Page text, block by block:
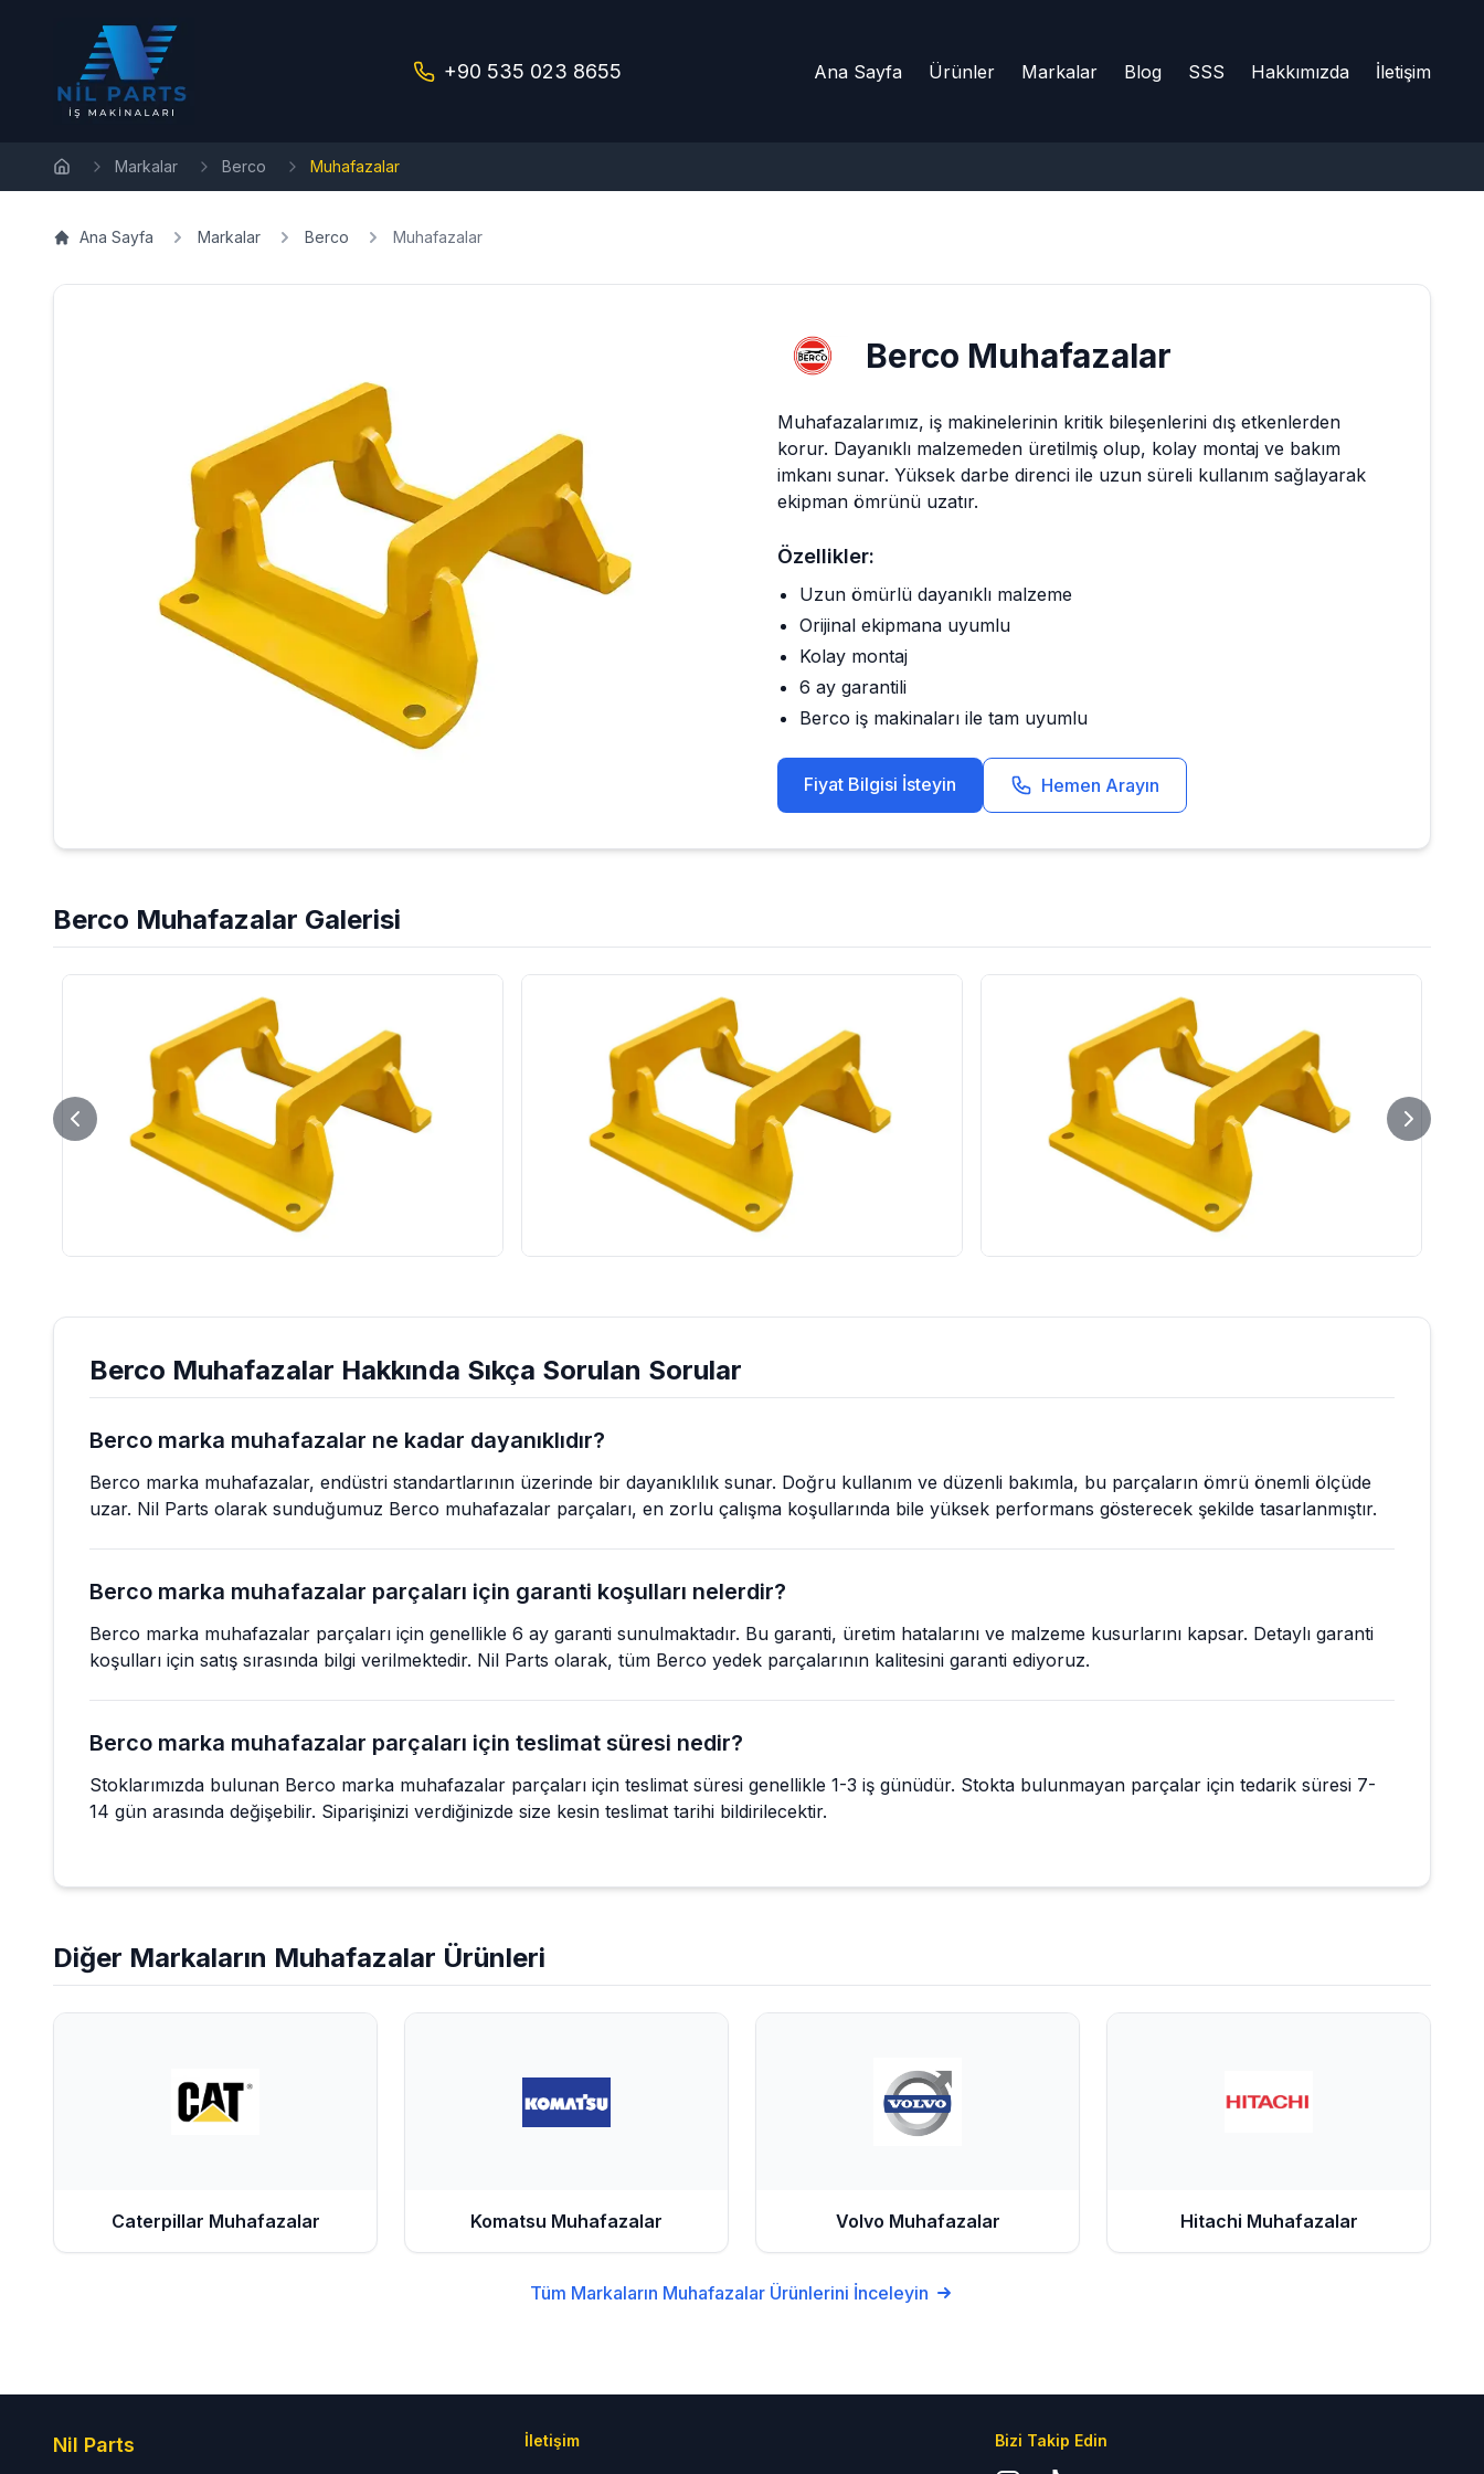
+90 535 023 8655 Ana Sayfa Ürünler Markalar Blog SSS Hakkımızda İletişim
Markalar Berco Muhafazalar
Ana Sayfa Markalar Berco Muhafazalar
Berco Muhafazalar
Muhafazalarımız, iş makinelerinin kritik bileşenlerini dış etkenlerden
korur. Dayanıklı malzemeden üretilmiş olup, kolay montaj ve bakım
imkanı sunar. Yüksek darbe direnci ile uzun süreli kullanım sağlayarak
ekipman ömrünü uzatır.
Özellikler:
Uzun ömürlü dayanıklı malzeme
Orijinal ekipmana uyumlu
Kolay montaj
6 ay garantili
Berco iş makinaları ile tam uyumlu
Fiyat Bilgisi İsteyin Hemen Arayın
Berco Muhafazalar Galerisi
Berco Muhafazalar Hakkında Sıkça Sorulan Sorular
Berco marka muhafazalar ne kadar dayanıklıdır?
Berco marka muhafazalar, endüstri standartlarının üzerinde bir dayanıklılık sunar. Doğru kullanım ve düzenli bakımla, bu parçaların ömrü önemli ölçüde
uzar. Nil Parts olarak sunduğumuz Berco muhafazalar parçaları, en zorlu çalışma koşullarında bile yüksek performans gösterecek şekilde tasarlanmıştır.
Berco marka muhafazalar parçaları için garanti koşulları nelerdir?
Berco marka muhafazalar parçaları için genellikle 6 ay garanti sunulmaktadır. Bu garanti, üretim hatalarını ve malzeme kusurlarını kapsar. Detaylı garanti
koşulları için satış sırasında bilgi verilmektedir. Nil Parts olarak, tüm Berco yedek parçalarının kalitesini garanti ediyoruz.
Berco marka muhafazalar parçaları için teslimat süresi nedir?
Stoklarımızda bulunan Berco marka muhafazalar parçaları için teslimat süresi genellikle 1-3 iş günüdür. Stokta bulunmayan parçalar için tedarik süresi 7-
14 gün arasında değişebilir. Siparişinizi verdiğinizde size kesin teslimat tarihi bildirilecektir.
Diğer Markaların Muhafazalar Ürünleri
Caterpillar Muhafazalar Komatsu Muhafazalar Volvo Muhafazalar Hitachi Muhafazalar
Tüm Markaların MuhafazalarÜrünlerini İnceleyin
Nil Parts İletişim Bizi Takip Edin